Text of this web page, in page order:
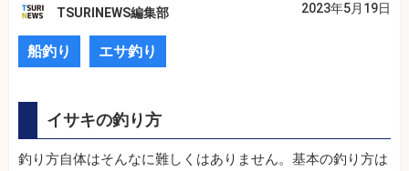
TSURINEWS編集部 2023年5月19日
船釣り エサ釣り
イサキの釣り方
釣り方自体はそんなに難しくはありません。基本の釣り方は